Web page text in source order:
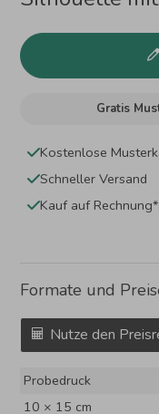
Gratis
Kostenlose
Schneller Versand
Kauf auf Rechnung*
Formate und
Nutze den
Probedruck
10 × 15 cm